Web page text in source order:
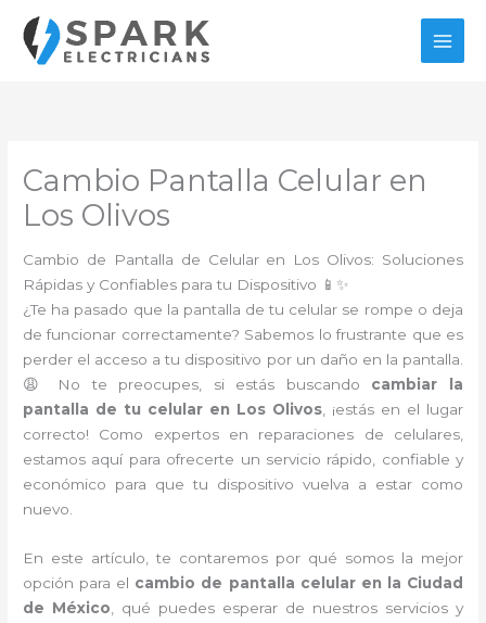
contenido
Cambio Pantalla Celular en
Los Olivos
Cambio de Pantalla de Celular en Los Olivos: Soluciones
Rápidas y Confiables para tu Dispositivo 📱✨
¿Te ha pasado que la pantalla de tu celular se rompe o deja
de funcionar correctamente? Sabemos lo frustrante que es
perder el acceso a tu dispositivo por un daño en la pantalla.
😩 No te preocupes, si estás buscando cambiar la
pantalla de tu celular en Los Olivos, ¡estás en el lugar
correcto! Como expertos en reparaciones de celulares,
estamos aquí para ofrecerte un servicio rápido, confiable y
económico para que tu dispositivo vuelva a estar como
nuevo.
En este artículo, te contaremos por qué somos la mejor
opción para el cambio de pantalla celular en la Ciudad
de México , qué puedes esperar de nuestros servicios y